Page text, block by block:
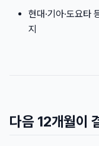
현대·기아·도요타
지
다음 12개월이